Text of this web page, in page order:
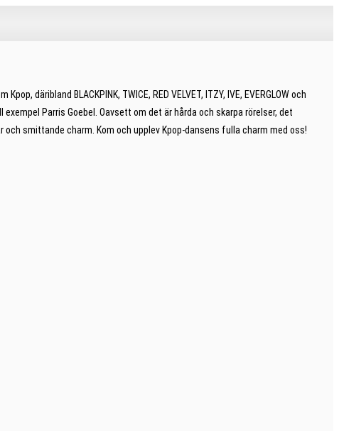
däribland BLACKPINK, TWICE, RED VELVET, ITZY, IVE, EVERGLOW och
Parris Goebel. Oavsett om det är hårda och skarpa rörelser, det
smittande charm. Kom och upplev Kpop-dansens fulla charm med oss!